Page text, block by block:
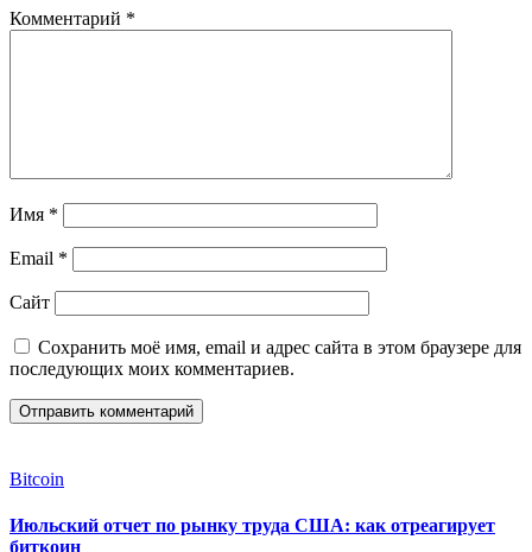
Комментарий *
Имя *
Email *
Сайт
Сохранить моё имя, email и адрес сайта в этом браузере для
последующих моих комментариев.
Bitcoin
Июльский отчет по рынку труда США: как отреагирует
биткоин